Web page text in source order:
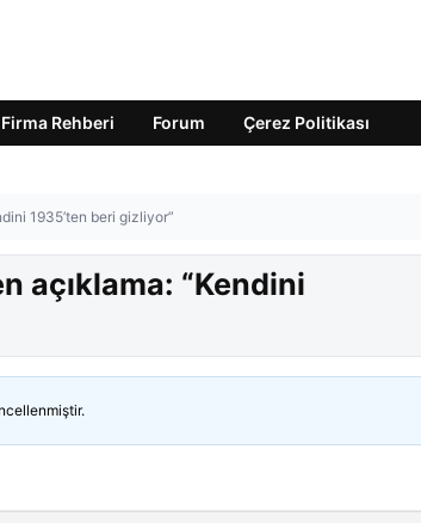
Firma Rehberi Forum Çerez Politikası
1935’ten beri gizliyor”
açıklama: “Kendini